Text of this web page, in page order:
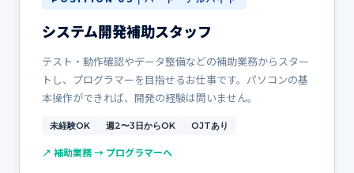
システム開発補助スタッフ
テスト・動作確認やデータ整備などの補助業務からスター
トし、プログラマーを目指せるお仕事です。パソコンの基
本操作ができれば、開発の経験は問いません。
未経験OK 週2〜3日からOK OJTあり
↗ 補助業務 → プログラマーへ